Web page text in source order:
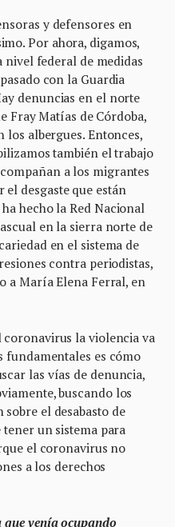
y defensores en
Por ahora, digamos,
federal de medidas
con la Guardia
denuncias en el norte
Fray Matías de Córdoba,
los albergues. Entonces,
también el trabajo
a los migrantes
desgaste que están
hecho la Red Nacional
en la sierra norte de
en el sistema de
contra periodistas,
a María Elena Ferral, en
coronavirus la violencia va
fundamentales es cómo
las vías de denuncia,
buscando los
el desabasto de
un sistema para
el coronavirus no
a los derechos
venía ocupando